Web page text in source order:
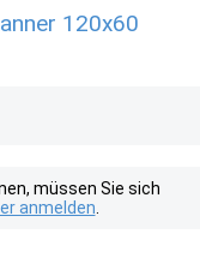
120x60
müssen Sie sich
anmelden